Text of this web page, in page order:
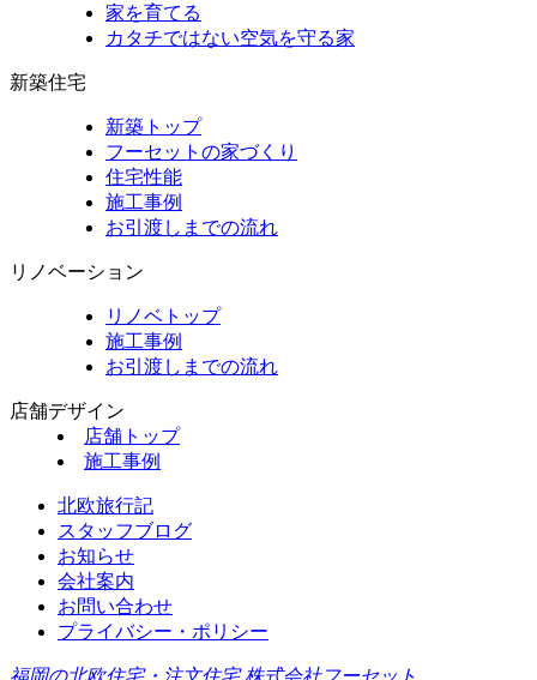
家を育てる
カタチではない空気を守る家
新築住宅
新築トップ
フーセットの家づくり
住宅性能
施工事例
お引渡しまでの流れ
リノベーション
リノベトップ
施工事例
お引渡しまでの流れ
店舗デザイン
店舗トップ
施工事例
北欧旅行記
スタッフブログ
お知らせ
会社案内
お問い合わせ
プライバシー・ポリシー